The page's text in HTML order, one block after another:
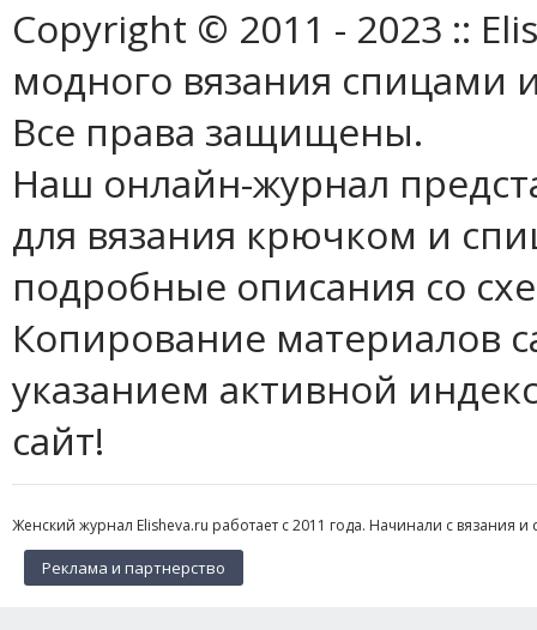
Copyright © 2011 - 2023 ::
модного вязания спицами
Все права защищены.
Наш онлайн-журнал
для вязания крючком и
подробные описания со
Копирование материалов
указанием активной
сайт!
Женский журнал Elisheva.ru работает с 2011 года. Начинали с вязания
Реклама и партнерство